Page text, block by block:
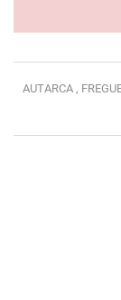
AUTARCA ,